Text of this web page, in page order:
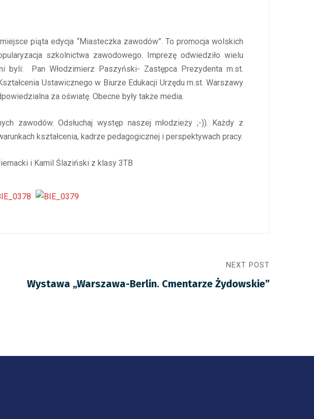
piąta edycja “Miasteczka zawodów”. To promocja wolskich
szkolnictwa zawodowego. Imprezę odwiedziło wielu
byli: Pan Włodzimierz Paszyński- Zastępca Prezydenta m.st.
Ustawicznego w Biurze Edukacji Urzędu m.st. Warszawy
za oświatę. Obecne były także media.
zawodów. Odsłuchaj występ naszej młodzieży ;-)). Każdy z
kształcenia, kadrze pedagogicznej i perspektywach pracy.
i Kamil Ślaziński z klasy 3TB
NEXT POST
Wystawa „Warszawa-Berlin. Cmentarze Żydowskie”